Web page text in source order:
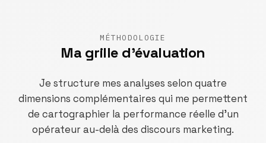
MÉTHODOLOGIE
Ma grille d'évaluation
Je structure mes analyses selon quatre
dimensions complémentaires qui me permettent
de cartographier la performance réelle d'un
opérateur au-delà des discours marketing.